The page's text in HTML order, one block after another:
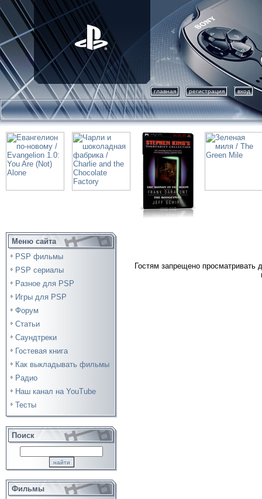
главная регистрация вход
Меню сайта
PSP фильмы
PSP сериалы
Разное для PSP
Игры для PSP
Форум
Статьи
Саундтреки
Гостевая книга
Как выкладывать фильмы
Радио
Наш канал на YouTube
Тесты
Поиск
Фильмы
Гостям запрещено просматривать